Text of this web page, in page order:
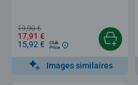
19,90 €
17,91 €
15,92 €
Club
Price
Images similaires